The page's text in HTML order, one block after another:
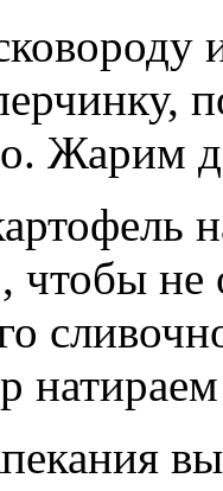
Жарим
чтобы не